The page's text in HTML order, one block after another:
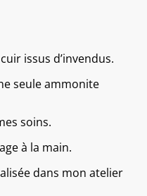
issus d’invendus.
seule ammonite
soins.
à la main.
dans mon atelier